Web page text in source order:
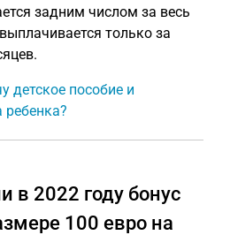
задним числом за весь
только за
детское пособие и
ребенка?
в 2022 году бонус
100 евро на